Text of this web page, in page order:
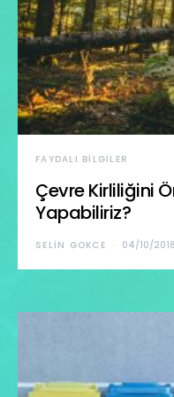
FAYDALI BILGILER
Çevre Kirliliğini
Yapabiliriz?
SELIN GOKCE 04/10/2018